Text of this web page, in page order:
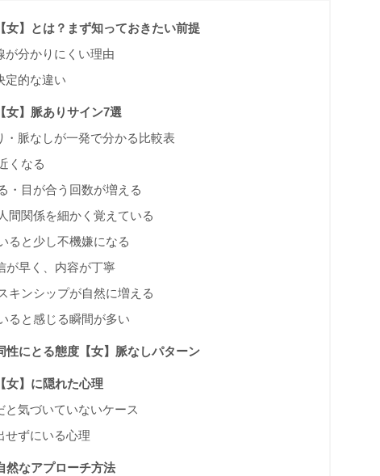
女】とは？まず知っておきたい前提
が分かりにくい理由
定的な違い
女】脈ありサイン7選
・脈なしが一発で分かる比較表
くなる
・目が合う回数が増える
間関係を細かく覚えている
ると少し不機嫌になる
早く、内容が丁寧
キンシップが自然に増える
ると感じる瞬間が多い
性にとる態度【女】脈なしパターン
女】に隠れた心理
と気づいていないケース
せずにいる心理
然なアプローチ方法